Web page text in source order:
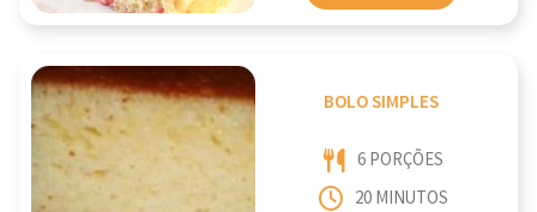
BOLO SIMPLES
6 PORÇÕES
20 MINUTOS